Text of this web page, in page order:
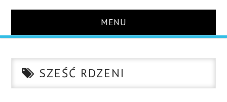
MENU
DLA FIRMSZEŚĆ RDZENI